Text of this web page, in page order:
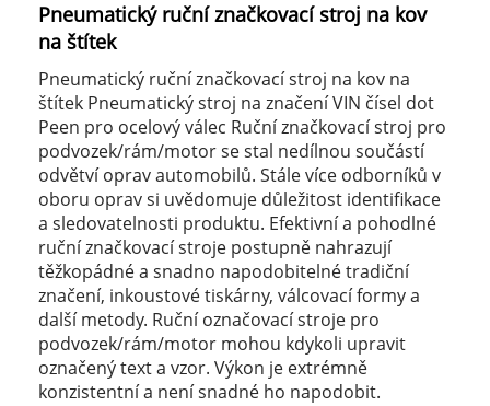
Pneumatický ruční značkovací stroj na kov
na štítek
Pneumatický ruční značkovací stroj na kov na
štítek Pneumatický stroj na značení VIN čísel dot
Peen pro ocelový válec Ruční značkovací stroj pro
podvozek/rám/motor se stal nedílnou součástí
odvětví oprav automobilů. Stále více odborníků v
oboru oprav si uvědomuje důležitost identifikace
a sledovatelnosti produktu. Efektivní a pohodlné
ruční značkovací stroje postupně nahrazují
těžkopádné a snadno napodobitelné tradiční
značení, inkoustové tiskárny, válcovací formy a
další metody. Ruční označovací stroje pro
podvozek/rám/motor mohou kdykoli upravit
označený text a vzor. Výkon je extrémně
konzistentní a není snadné ho napodobit.